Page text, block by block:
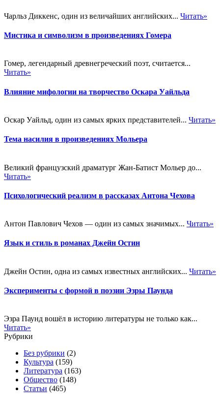
Чарльз Диккенс, один из величайших английских... Читать»
Мистика и символизм в произведениях Гомера
Гомер, легендарный древнегреческий поэт, считается...
Читать»
Влияние мифологии на творчество Оскара Уайльда
Оскар Уайльд, один из самых ярких представителей... Читать»
Тема насилия в произведениях Мольера
Великий французский драматург Жан-Батист Мольер до...
Читать»
Психологический реализм в рассказах Антона Чехова
Антон Павлович Чехов — один из самых значимых... Читать»
Язык и стиль в романах Джейн Остин
Джейн Остин, одна из самых известных английских... Читать»
Эксперименты с формой в поэзии Эзры Паунда
Эзра Паунд вошёл в историю литературы не только как...
Читать»
Рубрики
Без рубрики (2)
Культура (159)
Литература (163)
Общество (148)
Статьи (465)